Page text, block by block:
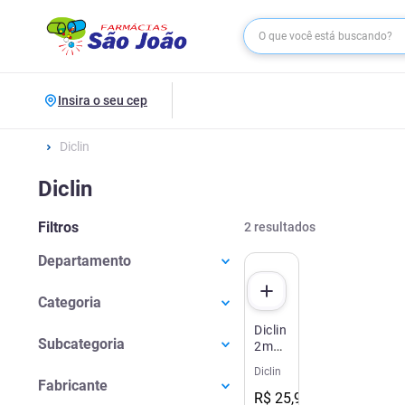
Insira o seu cep
Diclin
Diclin
Filtros
Departamento
Medicamentos
Categoria
Saúde Da Mulher
Subcategoria
Anticoncepcional
Fabricante
2 resultados
Diclin
2mg/0,035mg
Comprimidos
Revestidos
Diclin
R$ 25,94